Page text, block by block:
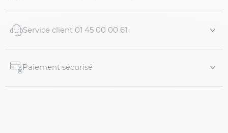
Service client 01 45 00 00 61
Paiement sécurisé